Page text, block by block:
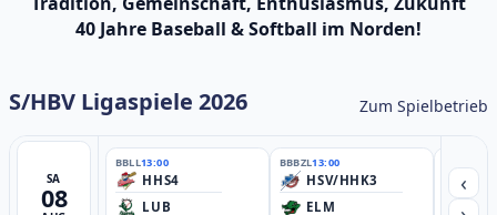
40 Jahre Baseball & Softball im Norden!
S/HBV Ligaspiele 2026 Zum Spielbetrieb
SA
08
BBLL13:00
HHS4
LUB
BBBZL13:00
HSV/HHK3
ELM
‹